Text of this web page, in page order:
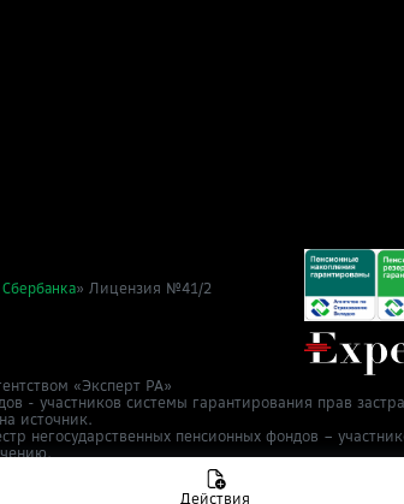
Действия
» Лицензия №41/2
«Эксперт РА»
- участников системы гарантирования прав
источник.
негосударственных пенсионных фондов –
Направить обращение